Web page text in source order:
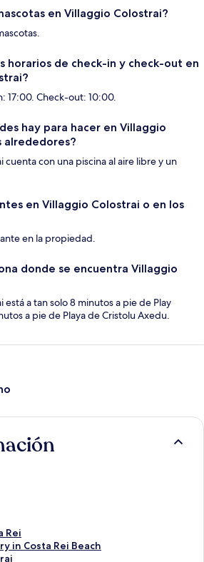
en Villaggio Colostrai?
horarios de check-in y check-out en
17:00. Check-out: 10:00.
hay para hacer en Villaggio
alrededores?
cuenta con una piscina al aire libre y un
en Villaggio Colostrai o en los
en la propiedad.
donde se encuentra Villaggio
está a tan solo 8 minutos a pie de Play
a pie de Playa de Cristolu Axedu.
Rei
in Costa Rei Beach